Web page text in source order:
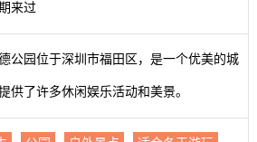
来过
德公园位于深圳市福田区，是一个优美的城
供了许多休闲娱乐活动和美景。